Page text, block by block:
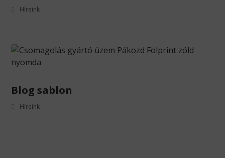
Híreink
Blog sablon
Híreink